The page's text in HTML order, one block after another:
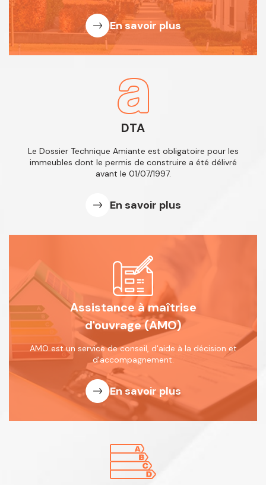
En savoir plus
DTA
Le Dossier Technique Amiante est obligatoire pour les
immeubles dont le permis de construire a été délivré
avant le 01/07/1997.
En savoir plus
Assistance à maîtrise
d'ouvrage (AMO)
AMO est un service de conseil, d'aide à la décision et
d'accompagnement.
En savoir plus